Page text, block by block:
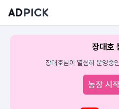
장대호
장대호님이 열심히 운영중
농장 시